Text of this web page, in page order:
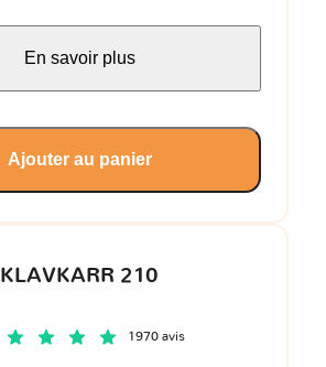
KLAVKARR 210
1970 avis
En savoir plus
Ajouter au panier